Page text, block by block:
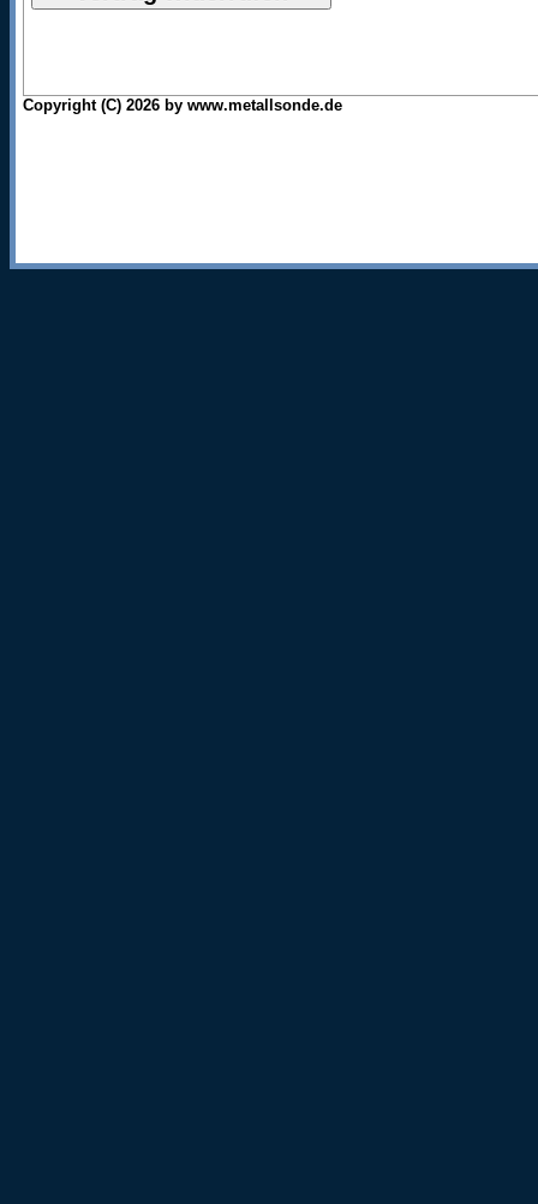
Copyright (C) 2026 by www.metallsonde.de